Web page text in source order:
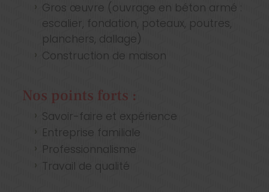
Gros œuvre (ouvrage en béton armé :
escalier, fondation, poteaux, poutres,
planchers, dallage)
Construction de maison
Nos points forts :
Savoir-faire et expérience
Entreprise familiale
Professionnalisme
Travail de qualité